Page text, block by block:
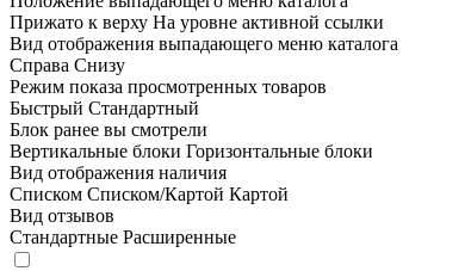
Прижато к верху На уровне активной ссылки
Вид отображения выпадающего меню каталога
Справа Снизу
Режим показа просмотренных товаров
Быстрый Стандартный
Блок ранее вы смотрели
Вертикальные блоки Горизонтальные блоки
Вид отображения наличия
Списком Списком/Картой Картой
Вид отзывов
Стандартные Расширенные